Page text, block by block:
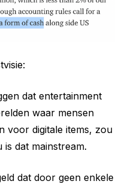
dat entertainment
waar mensen
voor digitale items, zou
dat mainstream.
dat door geen enkele